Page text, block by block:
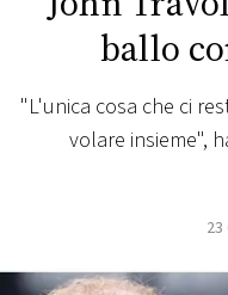
WEB
RADIO
PLAYLIST
ballo
"L'unica cosa che ci
volare insieme",
23